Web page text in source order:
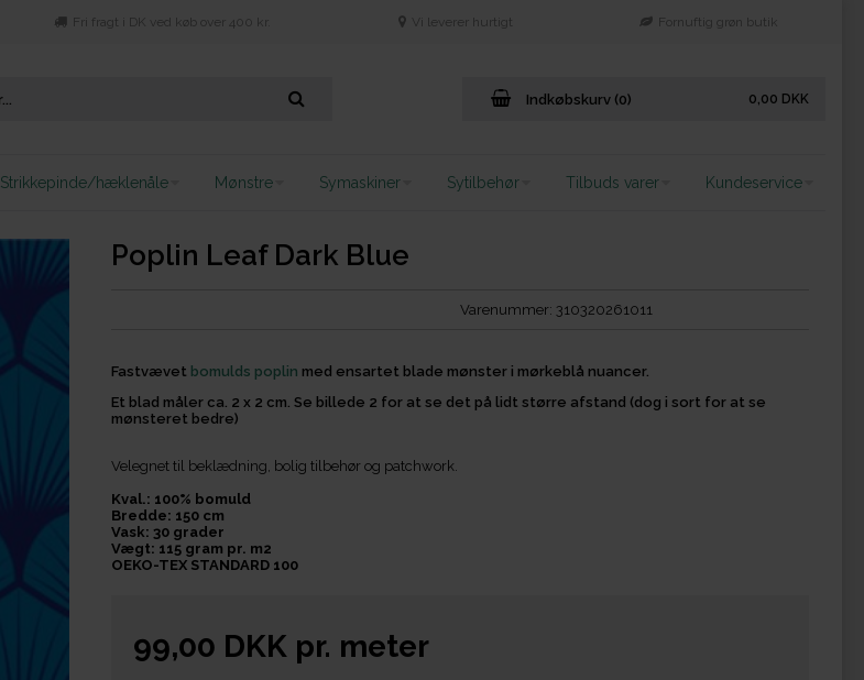
Fri fragt i DK ved køb over 400 kr. Vi leverer hurtigt Fornuftig grøn butik
Indkøbskurv (0) 0,00 DKK
Strikkepinde/hæklenåle Mønstre Symaskiner Sytilbehør Tilbuds varer Kundeservice
Poplin Leaf Dark Blue
Varenummer: 310320261011
Fastvævet bomulds poplin med ensartet blade mønster i mørkeblå nuancer.
Et blad måler ca. 2 x 2 cm. Se billede 2 for at se det på lidt større afstand (dog i sort for at se
mønsteret bedre)
Velegnet til beklædning, bolig tilbehør og patchwork.
Kval.: 100% bomuld
Bredde: 150 cm
Vask: 30 grader
Vægt: 115 gram pr. m2
OEKO-TEX STANDARD 100
99,00 DKKpr. meter